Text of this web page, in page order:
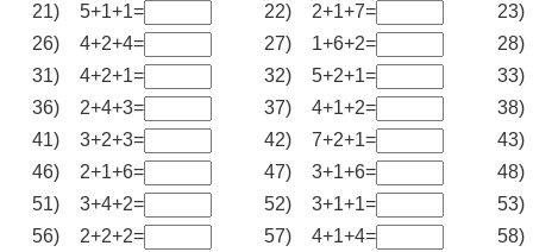
21)
5+1+1= 22) 2+1+7=
23)
26)
4+2+4= 27) 1+6+2=
28)
31)
4+2+1= 32) 5+2+1=
33)
36)
2+4+3= 37) 4+1+2=
38)
41)
3+2+3= 42) 7+2+1=
43)
46)
2+1+6= 47) 3+1+6=
48)
51)
3+4+2= 52) 3+1+1=
53)
56)
2+2+2= 57) 4+1+4=
58)